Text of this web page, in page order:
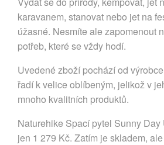
karavanem, stanovat nebo jet na
úžasné. Nesmíte ale zapomenout
potřeb, které se vždy hodí.
Uvedené zboží pochází od
řadí k velice oblíbeným, jelikož v
mnoho kvalitních produktů.
Naturehike Spací pytel Sunny
jen 1 279 Kč. Zatím je skladem,